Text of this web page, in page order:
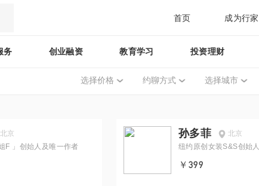
首页 成为行家
务 创业融资 教育学习 投资理财
选择价格 约聊方式 选择城市
北京
F 」创始人及唯一作者
孙多菲
北京
纽约原创女装S&S创始人
￥399